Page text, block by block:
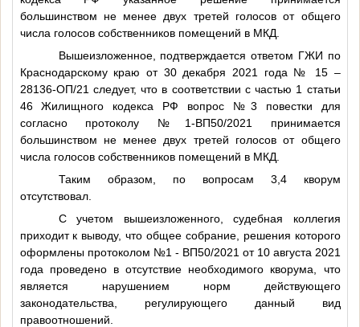
большинством не менее двух третей голосов от общего
числа голосов собственников помещений в МКД.
Вышеизложенное, подтверждается ответом ГЖИ по
Краснодарскому краю от 30 декабря 2021 года № 15 –
28136-ОП/21 следует, что в соответствии с частью 1 статьи
46 Жилищного кодекса РФ вопрос №3 повестки для
согласно протоколу №1-ВП50/2021 принимается
большинством не менее двух третей голосов от общего
числа голосов собственников помещений в МКД.
Таким образом, по вопросам 3,4 кворум
отсутствовал.
С учетом вышеизложенного, судебная коллегия
приходит к выводу, что общее собрание, решения которого
оформлены протоколом №1 - ВП50/2021 от 10 августа 2021
года проведено в отсутствие необходимого кворума, что
является нарушением норм действующего
законодательства, регулирующего данный вид
правоотношений.